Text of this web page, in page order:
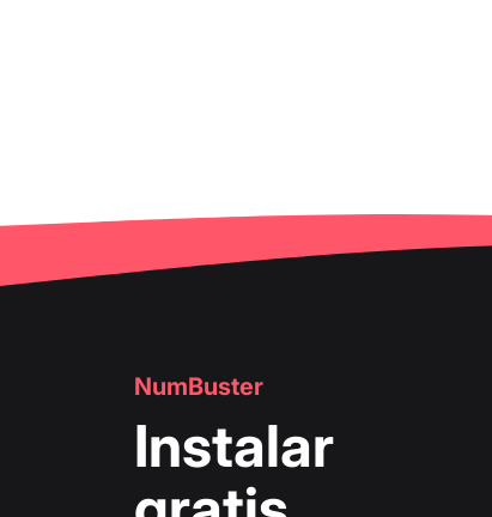
NumBuster
Instalar